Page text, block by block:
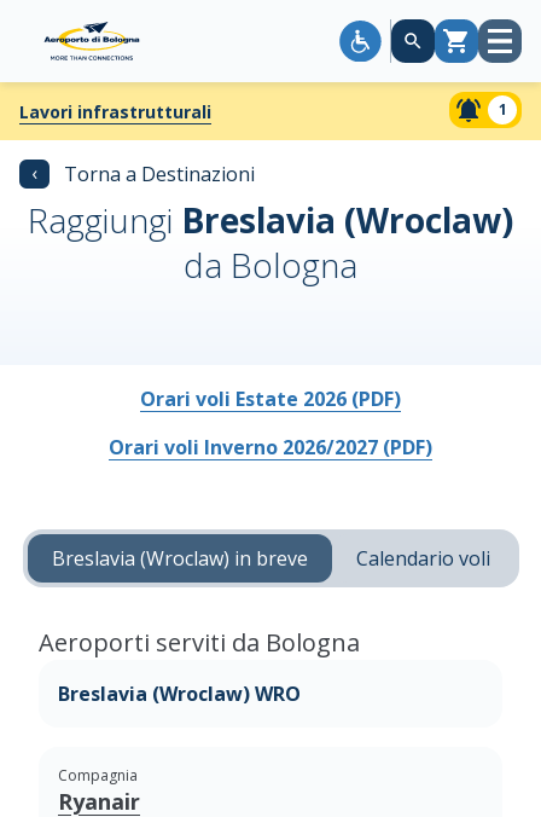
CarrelloApri
Lavori infrastrutturali 1
‹ Torna a Destinazioni
Raggiungi Breslavia (Wroclaw)
da Bologna
Orari voli Estate 2026 (PDF)
Orari voli Inverno 2026/2027 (PDF)
Breslavia (Wroclaw) in breve Calendario voli
Aeroporti serviti da Bologna
Breslavia (Wroclaw) WRO
Compagnia
Ryanair